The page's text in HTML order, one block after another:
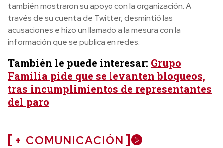
también mostraron su apoyo con la organización. A
través de su cuenta de Twitter, desmintió las
acusaciones e hizo un llamado a la mesura con la
información que se publica en redes.
También le puede interesar: Grupo
Familia pide que se levanten bloqueos,
tras incumplimientos de representantes
del paro
+ COMUNICACIÓN